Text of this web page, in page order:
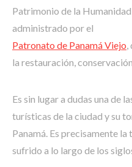
Patrimonio de la
administrado por el
Patronato de Panamá Viejo
la restauración,
Es sin lugar a dudas una de
turísticas de la ciudad y su
Panamá. Es precisamente
sufrido a lo largo de los